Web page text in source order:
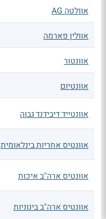
אוולטה AG
אוולין פארמה
אוונטור
אוונטיום
אוונטייד דיבידנד גבוה
אוונטיס אחריות בינלאומית
אוונטיס ארה"ב איכות
אוונטיס ארה"ב בינוניות